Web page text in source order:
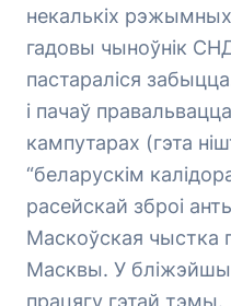
некалькіх рэжымных
гадовы чыноўнік
пастараліся
і пачаў
кампутарах (гэта
“беларускім
расейскай зброі
Маскоўская чыстка
Масквы. У бліжэйшы
працягу гэтай тэмы.